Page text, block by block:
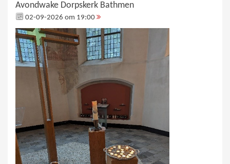
Avondwake Dorpskerk Bathmen
02-09-2026 om 19:00